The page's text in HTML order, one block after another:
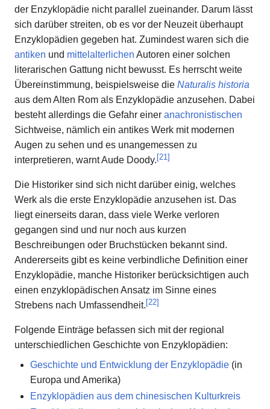
der Enzyklopädie nicht parallel zueinander. Darum lässt
sich darüber streiten, ob es vor der Neuzeit überhaupt
Enzyklopädien gegeben hat. Zumindest waren sich die
antiken und mittelalterlichen Autoren einer solchen
literarischen Gattung nicht bewusst. Es herrscht weite
Übereinstimmung, beispielsweise die Naturalis historia
aus dem Alten Rom als Enzyklopädie anzusehen. Dabei
besteht allerdings die Gefahr einer anachronistischen
Sichtweise, nämlich ein antikes Werk mit modernen
Augen zu sehen und es unangemessen zu
interpretieren, warnt Aude Doody. [21]
Die Historiker sind sich nicht darüber einig, welches
Werk als die erste Enzyklopädie anzusehen ist. Das
liegt einerseits daran, dass viele Werke verloren
gegangen sind und nur noch aus kurzen
Beschreibungen oder Bruchstücken bekannt sind.
Andererseits gibt es keine verbindliche Definition einer
Enzyklopädie, manche Historiker berücksichtigen auch
einen enzyklopädischen Ansatz im Sinne eines
Strebens nach Umfassendheit. [22]
Folgende Einträge befassen sich mit der regional
unterschiedlichen Geschichte von Enzyklopädien:
Geschichte und Entwicklung der Enzyklopädie(in
Europa und Amerika)
Enzyklopädien aus dem chinesischen Kulturkreis